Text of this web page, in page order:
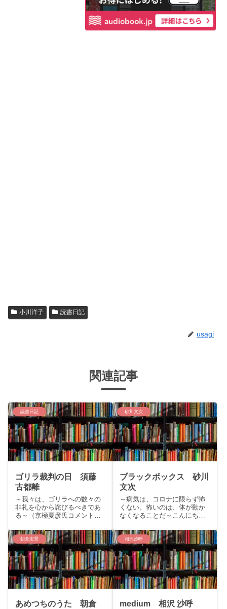
小川洋子 読書日記
usagi
関連記事
読書日記
ゴリラ裁判の日 須藤
古都離
～我々は、ゴリラへの数々の
非礼を心から詫びるべきであ
る～（京極夏彦氏コメントよ
す。今回はメフィスト賞満場
一致の受賞作品・須藤古都離
『ゴリラ裁判の日』をご紹介
いたします。story：カメルー
ンで生まれたニシローラン
ド...
砂川文次
ブラックボックス 砂川
文次
～病気は、コロナに限らず怖
くない。怖いのは、体が動か
なくなることだ～こんにちは
受賞作品砂川文次の「ブラッ
クボックス」をご紹介いたし
ます。story：ずっと遠くに行
きたかった。今も行きたいと
思っている。自分の中の怒
り...
朝倉宏景
あめつちのうた 朝倉
相沢沙呼
medium 相沢 沙呼